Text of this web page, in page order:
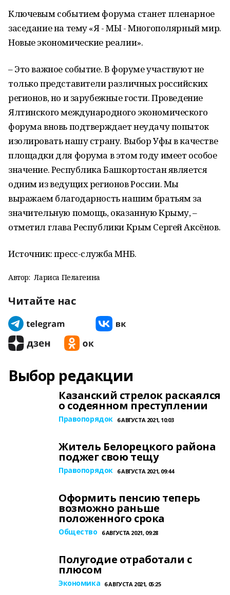
Ключевым событием форума станет пленарное
заседание на тему «Я - МЫ - Многополярный мир.
Новые экономические реалии».
– Это важное событие. В форуме участвуют не
только представители различных российских
регионов, но и зарубежные гости. Проведение
Ялтинского международного экономического
форума вновь подтверждает неудачу попыток
изолировать нашу страну. Выбор Уфы в качестве
площадки для форума в этом году имеет особое
значение. Республика Башкортостан является
одним из ведущих регионов России. Мы
выражаем благодарность нашим братьям за
значительную помощь, оказанную Крыму, –
отметил глава Республики Крым Сергей Аксёнов.
Источник: пресс-служба МНБ.
Автор: Лариса Пелагеина
Читайте нас
Выбор редакции
Казанский стрелок раскаялся
о содеянном преступлении
Правопорядок 6 АВГУСТА 2021, 10:03
Житель Белорецкого района
поджег свою тещу
Правопорядок 6 АВГУСТА 2021, 09:44
Оформить пенсию теперь
возможно раньше
положенного срока
Общество 6 АВГУСТА 2021, 09:28
Полугодие отработали с
плюсом
Экономика 6 АВГУСТА 2021, 05:25